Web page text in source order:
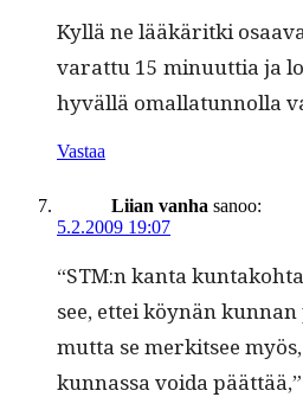
Kyl­lä ne lääkärit­ki
varat­tu 15 min­u­ut­tia ja
hyväl­lä oma­l­latun­nol­la
Vastaa
Liian vanha sanoo:
5.2.2009 19:07
“STM:n kan­ta
see, ettei köynän
mut­ta se merk­it­see
kun­nas­sa voi­da päättää,”